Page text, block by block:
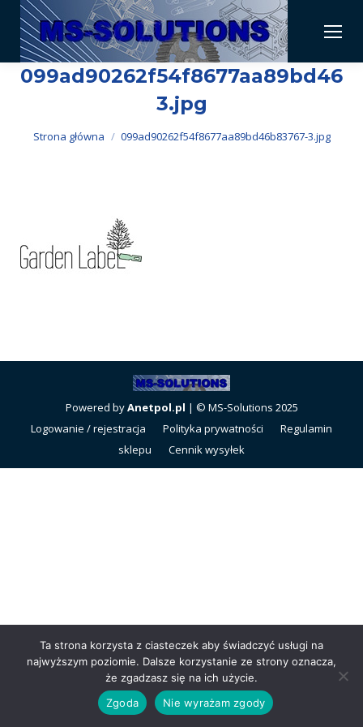
3.jpg
Jesteś tutaj:
Strona główna 099ad90262f54f8677aa89bd46b83767-3.jpg
Powered byAnetpol.pl | © MS-Solutions 2025
Logowanie / rejestracja
Polityka prywatności
Regulamin
sklepu
Cennik wysyłek
Ta strona korzysta z ciasteczek aby świadczyć usługi na
najwyższym poziomie. Dalsze korzystanie ze strony oznacza,
że zgadzasz się na ich użycie.
Zgoda
Nie wyrażam zgody